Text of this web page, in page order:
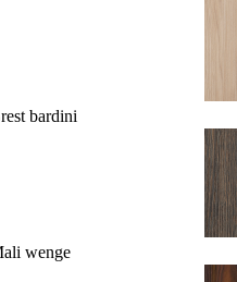
bardini
wenge